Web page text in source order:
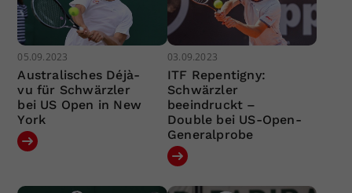
05.09.2023
Australisches Déjà-
vu für Schwärzler
bei US Open in New
York
03.09.2023
ITF Repentigny:
Schwärzler
beeindruckt –
Double bei US-Open-
Generalprobe